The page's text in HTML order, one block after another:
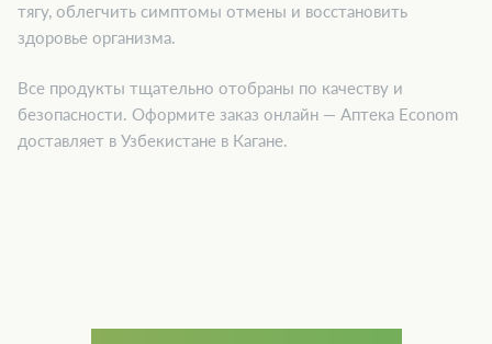
тягу, облегчить симптомы отмены и восстановить
здоровье организма.
Все продукты тщательно отобраны по качеству и
безопасности. Оформите заказ онлайн — Аптека Econom
доставляет в Узбекистане в Кагане.